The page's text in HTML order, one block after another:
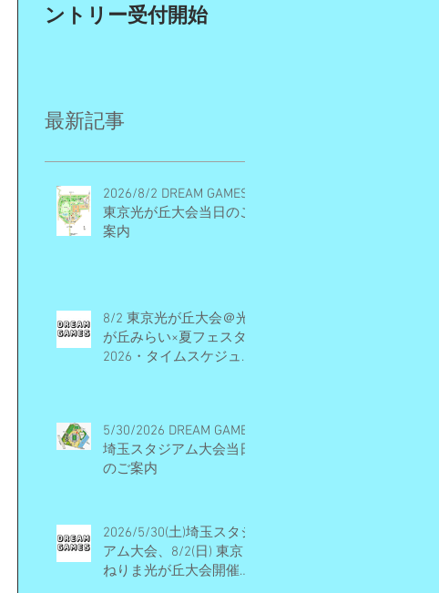
ントリー受付開始
最新記事
2026/8/2 DREAM GAMES
東京光が丘大会当日のご
案内
8/2 東京光が丘大会＠光
が丘みらい×夏フェスタ
2026・タイムスケジュー
5/30/2026 DREAM GAMES
埼玉スタジアム大会当日
のご案内
2026/5/30(土)埼玉スタジ
アム大会、8/2(日) 東京
ねりま光が丘大会開催決